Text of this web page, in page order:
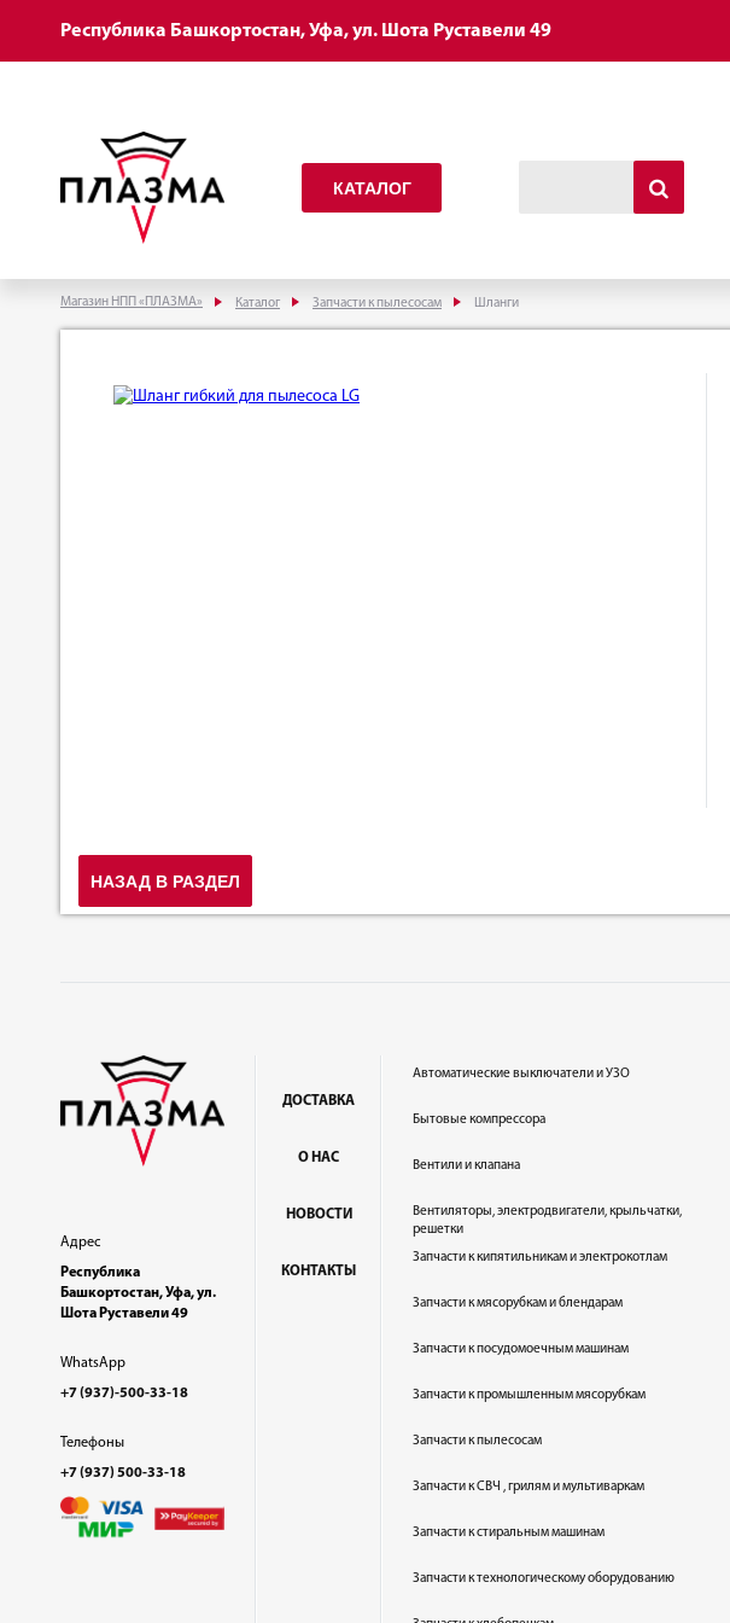
Республика Башкортостан, Уфа, ул. Шота Руставели 49
КАТАЛОГ
Магазин НПП «ПЛАЗМА» Каталог Запчасти к пылесосам Шланги
НАЗАД В РАЗДЕЛ
Адрес
Республика
Башкортостан, Уфа, ул.
Шота Руставели 49
WhatsApp
+7 (937)-500-33-18
Телефоны
+7 (937) 500-33-18
ДОСТАВКА
О НАС
НОВОСТИ
КОНТАКТЫ
Автоматические выключатели и УЗО
Бытовые компрессора
Вентили и клапана
Вентиляторы, электродвигатели, крыльчатки,
решетки
Запчасти к кипятильникам и электрокотлам
Запчасти к мясорубкам и блендарам
Запчасти к посудомоечным машинам
Запчасти к промышленным мясорубкам
Запчасти к пылесосам
Запчасти к СВЧ , грилям и мультиваркам
Запчасти к стиральным машинам
Запчасти к технологическому оборудованию